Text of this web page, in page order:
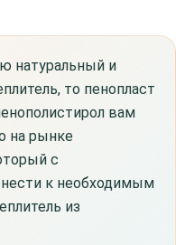
натуральный и
то пенопласт
вам
на рынке
с
к необходимым
из